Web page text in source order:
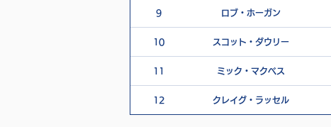
9 ロブ・ホーガン
10 スコット・ダウリー
11 ミック・マクベス
12 クレイグ・ラッセル